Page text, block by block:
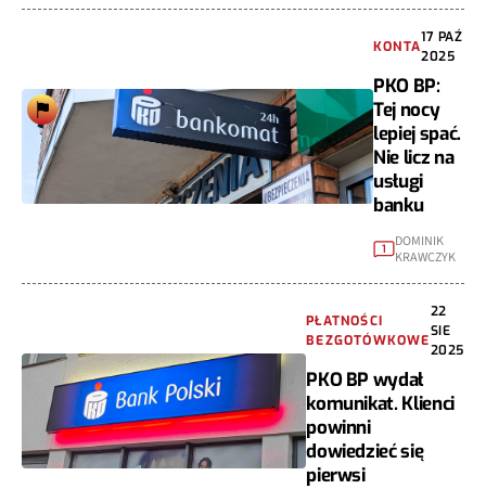
KONTA
17 PAŹ
2025
PKO BP:
Tej nocy
lepiej spać.
Nie licz na
usługi
banku
1
DOMINIK
KRAWCZYK
PŁATNOŚCI
BEZGOTÓWKOWE
22
SIE
2025
PKO BP wydał
komunikat. Klienci
powinni
dowiedzieć się
pierwsi